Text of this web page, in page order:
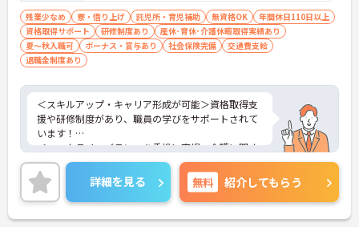
残業少なめ 寮・借り上げ 託児所・育児補助 無資格OK
年間休日110日以上
資格取得サポート
研修制度あり
産休･育休･介護休暇取得実績あり
夏～秋入職可
ボーナス・賞与あり 社会保険完備
交通費支給
退職金制度あり
＜スキルアップ・キャリア形成が可能＞資格取得支
援や研修制度があり、職員の学びをサポートされて
います！
＜ワークライフバランスを重視＞育児・介護に関す
る制度や社宅制度、各種手当など、長く安心して働
きやすい環境が整っています。
＜寄り添ったケアの実施＞利用者さまに深く寄り添
ったサービスの提供を目指し、職員の専門性を高め
るような人材育成にも注力されています。
詳細を見る 無料 紹介してもらう